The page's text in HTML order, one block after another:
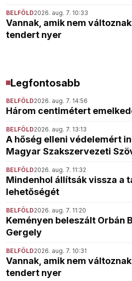
BELFÖLD2026. aug. 7. 10:33
Vannak, amik nem
tendert nyer
Legfontosabb
BELFÖLD2026. aug. 7. 14:56
Három centimétert
BELFÖLD2026. aug. 7. 13:13
A hőség elleni védelemért
Magyar Szakszervezeti
BELFÖLD2026. aug. 7. 11:32
Mindenhol állítsák vissza a
lehetőségét
BELFÖLD2026. aug. 7. 11:20
Keményen beleszált Orbán
Gergely
BELFÖLD2026. aug. 7. 10:31
Vannak, amik nem
tendert nyer